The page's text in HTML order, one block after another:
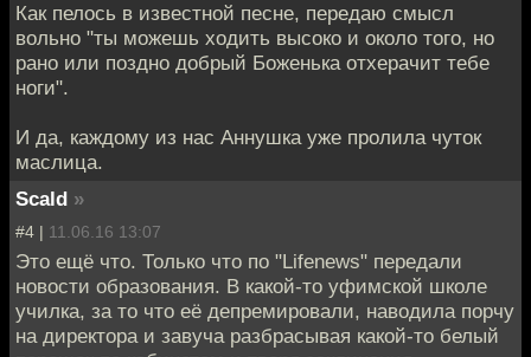
Как пелось в известной песне, передаю смысл
вольно "ты можешь ходить высоко и около того, но
рано или поздно добрый Боженька отхерачит тебе
ноги".
И да, каждому из нас Аннушка уже пролила чуток
маслица.
Scald »
#4 | 11.06.16 13:07
Это ещё что. Только что по "Lifenews" передали
новости образования. В какой-то уфимской школе
училка, за то что её депремировали, наводила порчу
на директора и завуча разбрасывая какой-то белый